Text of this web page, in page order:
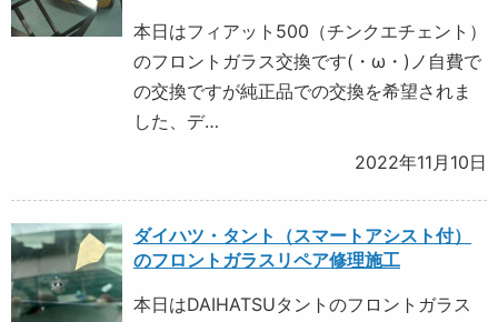
本日はフィアット500（チンクエチェント）
のフロントガラス交換です(・ω・)ノ自費で
の交換ですが純正品での交換を希望されま
した、デ…
2022年11月10日
ダイハツ・タント（スマートアシスト付）
のフロントガラスリペア修理施工
本日はDAIHATSUタントのフロントガラス